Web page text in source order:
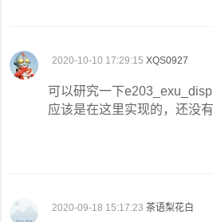
2020-10-10 17:29:15 XQS0927
可以研究一下
应该是在这里实现的，还没
2020-09-18 15:17:23 茶语梨花白